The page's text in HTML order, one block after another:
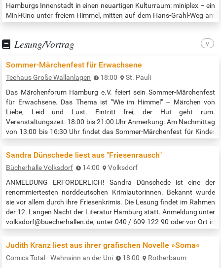
Hamburgs Innenstadt in einen neuartigen Kulturraum: miniplex – ein
Mini-Kino unter freiem Himmel, mitten auf dem Hans-Grahl-Weg am
Lesung/Vortrag
Sommer-Märchenfest für Erwachsene
Teehaus Große Wallanlagen 18:00
St. Pauli
Das Märchenforum Hamburg e.V. feiert sein Sommer-Märchenfest
für Erwachsene. Das Thema ist "Wie im Himmel" – Märchen von
Liebe, Leid und Lust. Eintritt frei; der Hut geht rum.
Veranstaltungszeit: 18:00 bis 21:00 Uhr Anmerkung: Am Nachmittag
von 13:00 bis 16:30 Uhr findet das Sommer-Märchenfest für Kinder
blomen/e-sommer-maerchenfest?
Sandra Dünschede liest aus "Friesenrausch"
Bücherhalle Volksdorf 14:00
Volksdorf
ANMELDUNG ERFORDERLICH! Sandra Dünschede ist eine der
renommiertesten norddeutschen Krimiautorinnen. Bekannt wurde
sie vor allem durch ihre Friesenkrimis. Die Lesung findet im Rahmen
der 12. Langen Nacht der Literatur Hamburg statt. Anmeldung unter
volksdorf@buecherhallen.de, unter 040 / 609 122 90 oder vor Ort in
Judith Kranz liest aus ihrer grafischen Novelle »Soma«
Comics Total - Wahnsinn an der Uni 18:00
Rotherbaum